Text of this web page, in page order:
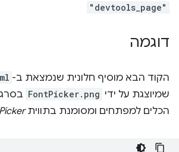
"devtools_page"
דוגמה
הקוד הבא מוסיף חלונית שנמצאת ב-
שמיוצגת על ידי FontPicker.png
הכלים למפתחים ומסומנת בתווית